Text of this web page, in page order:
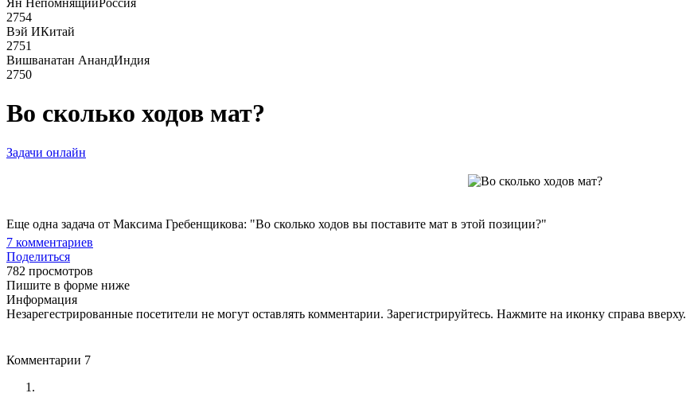
Ян НепомнящийРоссия
2754
Вэй ИКитай
2751
Вишванатан АнандИндия
2750
Во сколько ходов мат?
Задачи онлайн
Еще одна задача от Максима Гребенщикова: "Во сколько ходов вы поставите мат в этой позиции?"
7 комментариев
Поделиться
782 просмотров
Пишите в форме ниже
Информация
Незарегестрированные посетители не могут оставлять комментарии. Зарегистрируйтесь. Нажмите на иконку справа вверху.
Комментарии 7